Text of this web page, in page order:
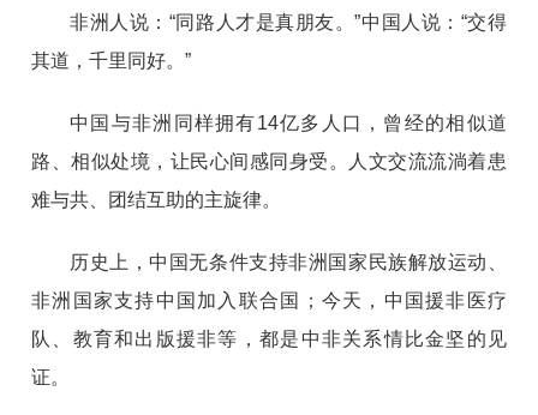
非洲人说：“同路人才是真朋友。”中国人说：“交得
其道，千里同好。”
中国与非洲同样拥有14亿多人口，曾经的相似道
路、相似处境，让民心间感同身受。人文交流流淌着患
难与共、团结互助的主旋律。
历史上，中国无条件支持非洲国家民族解放运动、
非洲国家支持中国加入联合国；今天，中国援非医疗
队、教育和出版援非等，都是中非关系情比金坚的见
证。